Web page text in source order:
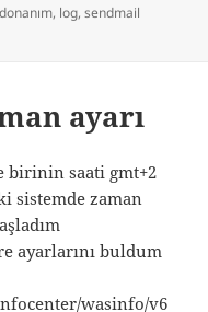
donanım, log,sendmail
ayarı
birinin saati gmt+2
sistemde zaman
ayarlarını buldum
wasinfo/v6